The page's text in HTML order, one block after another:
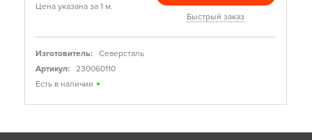
Цена указана за 1 м.
Быстрый заказ
Изготовитель:
Северсталь
Артикул:
230060110
Есть в наличии